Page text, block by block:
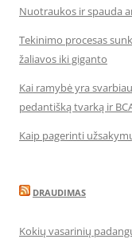
Nuotraukos ir spauda
Tekinimo procesas
žaliavos iki giganto
Kai ramybė yra
pedantišką tvarką ir
Kaip pagerinti
DRAUDIMAS
Kokių vasarinių